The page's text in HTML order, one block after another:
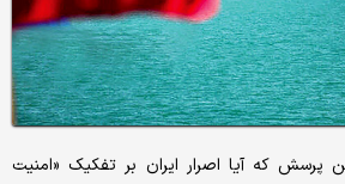
پرسش که آیا اصرار ایران بر تفکیک «امنیت